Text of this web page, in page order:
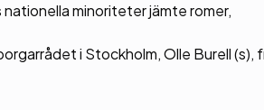
minoriteter jämte romer,
i Stockholm, Olle Burell (s),